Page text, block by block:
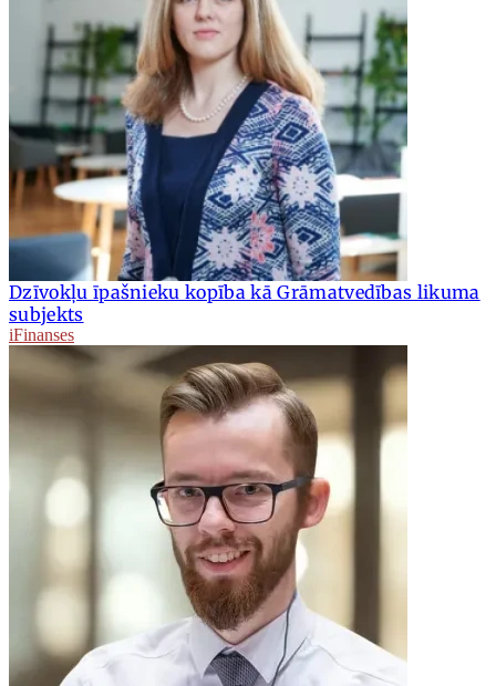
Dzīvokļu īpašnieku kopība kā Grāmatvedības likuma
subjekts
iFinanses